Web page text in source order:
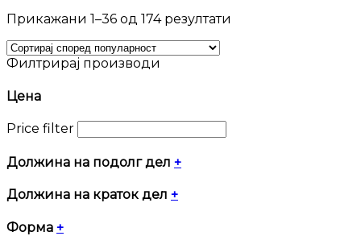
Прикажани 1–36 од 174 резултати
Филтрирај производи
Цена
Price filter
Должина на подолг дел +
Должина на краток дел +
Форма +